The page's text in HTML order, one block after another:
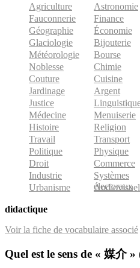
Agriculture Astronomie
Fauconnerie
Finance
Géographie
Économie
Glaciologie
Bijouterie
Météorologie
Bourse
Noblesse
Chimie
Couture
Cuisine
Jardinage
Argent
Justice
Médecine
Menuiserie
Histoire
Religion
Travail
Transport
Politique
Physique
Droit
Commerce
Industrie
Systèmes
électoraux
Urbanisme
Audiovisuel
didactique
Voir la fiche de vocabulaire associé
Quel est le sens de « 媒介